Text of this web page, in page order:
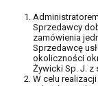
Sprzedawcy
zamówienia
Sprzedawcę
okoliczności
Żywicki Sp. J. z
W celu